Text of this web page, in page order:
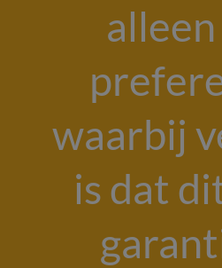
waarbij
is dat